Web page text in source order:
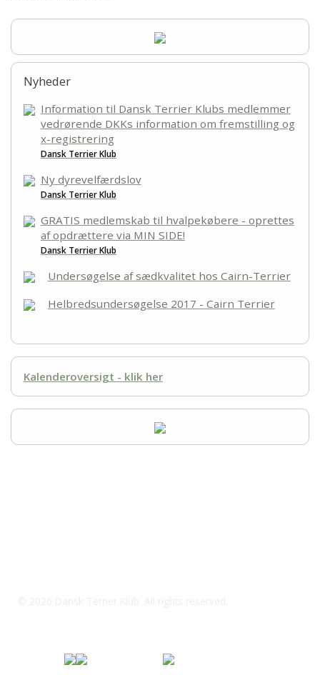
Nyheder
Information til Dansk Terrier Klubs medlemmer
vedrørende DKKs information om fremstilling og
x-registrering
Dansk Terrier Klub
Ny dyrevelfærdslov
Dansk Terrier Klub
GRATIS medlemskab til hvalpekøbere - oprettes
af opdrættere via MIN SIDE!
Dansk Terrier Klub
Undersøgelse af sædkvalitet hos Cairn-Terrier
Helbredsundersøgelse 2017 - Cairn Terrier
Kalenderoversigt - klik her